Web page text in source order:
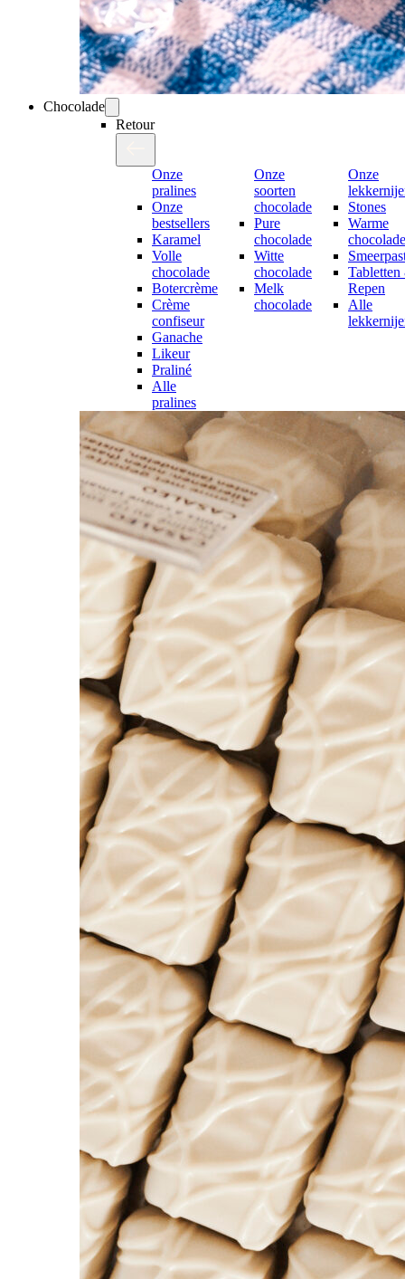
Chocolade
Retour
Onze
pralines
Onze
bestsellers
Karamel
Volle
chocolade
Botercrème
Crème
confiseur
Ganache
Likeur
Praliné
Alle
pralines
Onze
soorten
chocolade
Pure
chocolade
Witte
chocolade
Melk
chocolade
Onze
Stones
Warme
Repen
Alle